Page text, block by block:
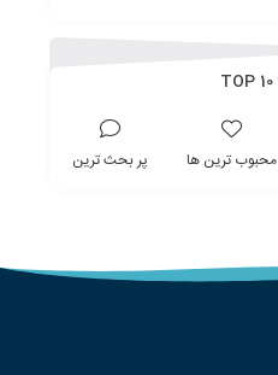
محبوب ترین ها پر بحث ترین